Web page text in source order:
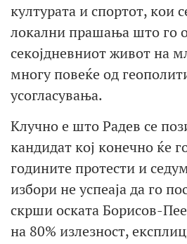
културата и спортот, кои
локални прашања што го
секојдневниот живот на
многу повеќе од
усогласувања.
Клучно е што Радев се
кандидат кој конечно ќе
годините протести и
избори не успеаја да го
скрши оската Борисов-
на 80% излезност,